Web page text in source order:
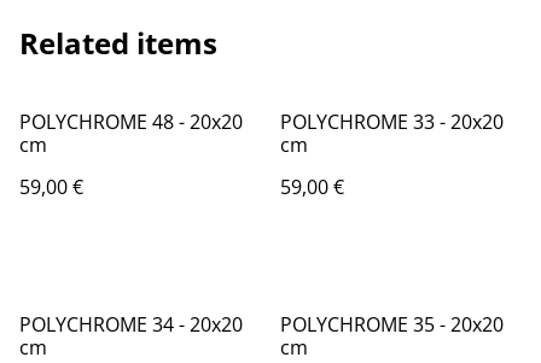
Related items
POLYCHROME 48 - 20x20
cm
59,00 €
POLYCHROME 33 - 20x20
cm
59,00 €
POLYCHROME 34 - 20x20
cm
POLYCHROME 35 - 20x20
cm